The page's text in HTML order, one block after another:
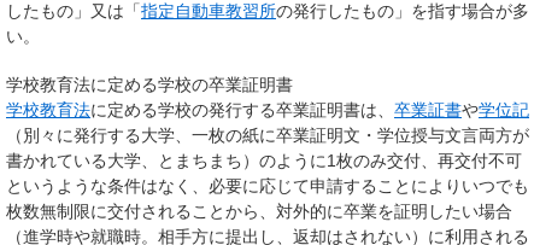
したもの」又は「指定自動車教習所の発行したもの」を指す場合が多
い。
学校教育法に定める学校の卒業証明書
学校教育法に定める学校の発行する卒業証明書は、 卒業証書や学位記
（別々に発行する大学、一枚の紙に卒業証明文・学位授与文言両方が
書かれている大学、とまちまち）のように1枚のみ交付、再交付不可
というような条件はなく、必要に応じて申請することによりいつでも
枚数無制限に交付されることから、対外的に卒業を証明したい場合
（進学時や就職時。相手方に提出し、返却はされない）に利用される